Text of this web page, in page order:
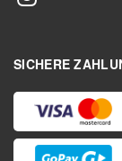
SICHERE